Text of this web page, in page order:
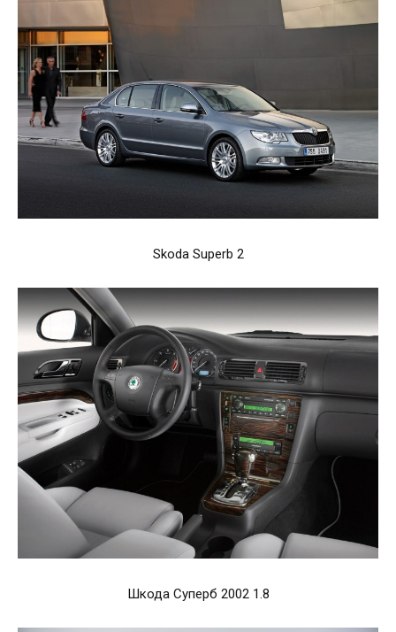
Skoda Superb 2
Шкода Суперб 2002 1.8